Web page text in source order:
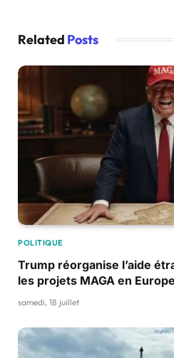
Related Posts
POLITIQUE
Trump réorganise l’aide
les projets MAGA en Europe
samedi, 18 juillet